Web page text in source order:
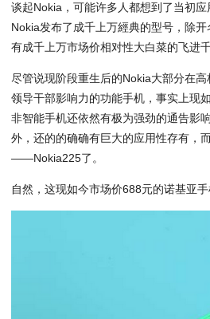
谈起Nokia，可能许多人都想到了当初
Nokia发布了成千上万經典的型号，除
有成千上万市场价相对性大白菜的飞进
尽管说现阶段重生后的Nokia大部分在
领导干部影响力的功能手机，事实上现
非智能手机还依然有极为强劲的通告影
外，还的的确确有巨大的应用性存有，
——Nokia225了。
自然，这现如今市场价688元的诺基亚